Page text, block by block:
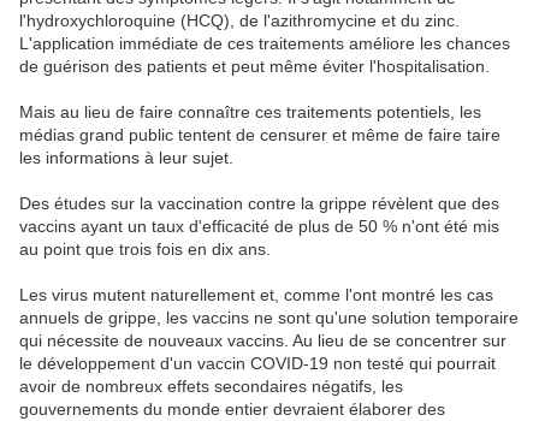
l'hydroxychloroquine (HCQ), de l'azithromycine et du zinc.
L'application immédiate de ces traitements améliore les chances
de guérison des patients et peut même éviter l'hospitalisation.
Mais au lieu de faire connaître ces traitements potentiels, les
médias grand public tentent de censurer et même de faire taire
les informations à leur sujet.
Des études sur la vaccination contre la grippe révèlent que des
vaccins ayant un taux d'efficacité de plus de 50 % n'ont été mis
au point que trois fois en dix ans.
Les virus mutent naturellement et, comme l'ont montré les cas
annuels de grippe, les vaccins ne sont qu'une solution temporaire
qui nécessite de nouveaux vaccins. Au lieu de se concentrer sur
le développement d'un vaccin COVID-19 non testé qui pourrait
avoir de nombreux effets secondaires négatifs, les
gouvernements du monde entier devraient élaborer des